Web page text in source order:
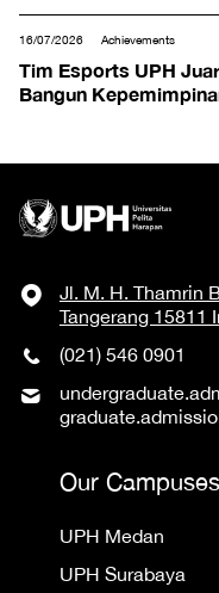
16/07/2026 Achievements
Tim Esports UPH
Bangun
Jl. M. H. Thamrin
Tangerang 15811
(021) 546 0901
Our Campuses
UPH Medan
UPH Surabaya